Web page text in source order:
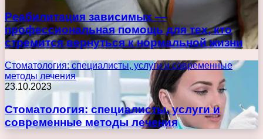
Реабилитация зависимых —
профессиональная помощь для тех, кто
стремится вернуться к нормальной жизни
Стоматология: специалисты, услуги и современные
методы лечения
23.10.2023
Стоматология: специалисты, услуги и
современные методы лечения